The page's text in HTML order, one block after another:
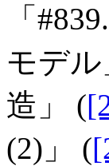
「#839.
モデル
造」 (
(2)」 (